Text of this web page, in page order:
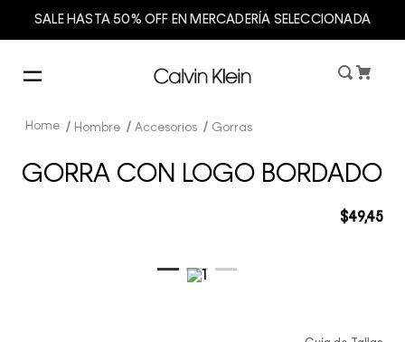
SALE HASTA 50% OFF EN MERCADERÍA SELECCIONADA
Hombre Accesorios Gorras
GORRA CON LOGO BORDADO
$49,45